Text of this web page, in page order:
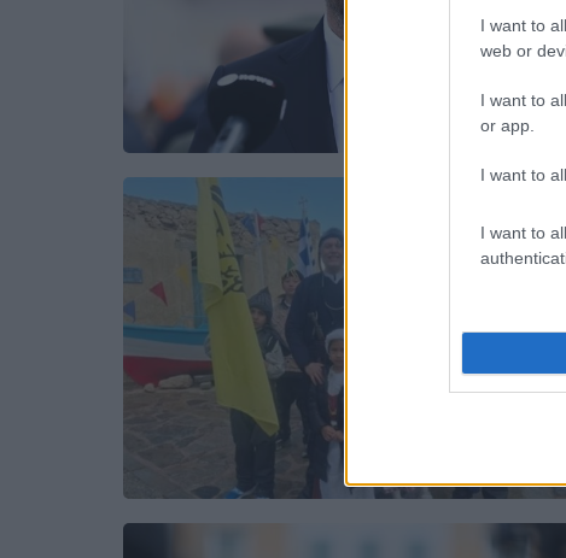
I want to
web or
I want to
or app.
I want to
I want to